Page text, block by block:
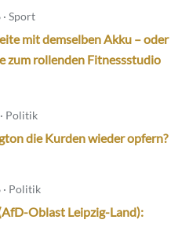
Sport
mit demselben Akku – oder
zum rollenden Fitnessstudio
Politik
die Kurden wieder opfern?
· Politik
Oblast Leipzig-Land):